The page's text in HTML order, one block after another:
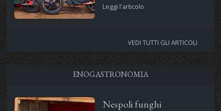
Leggi l'articolo
VEDI TUTTI GLI ARTICOLI
ENOGASTRONOMIA
Nespoli funghi